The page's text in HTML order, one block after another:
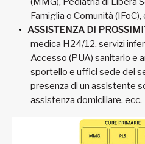
Famiglia o Comunità (IFoC),
ASSISTENZA DI
medica H24/12, servizi
Accesso (PUA) sanitario e
sportello e uffici sede dei
presenza di un assistente
assistenza domiciliare, ecc.